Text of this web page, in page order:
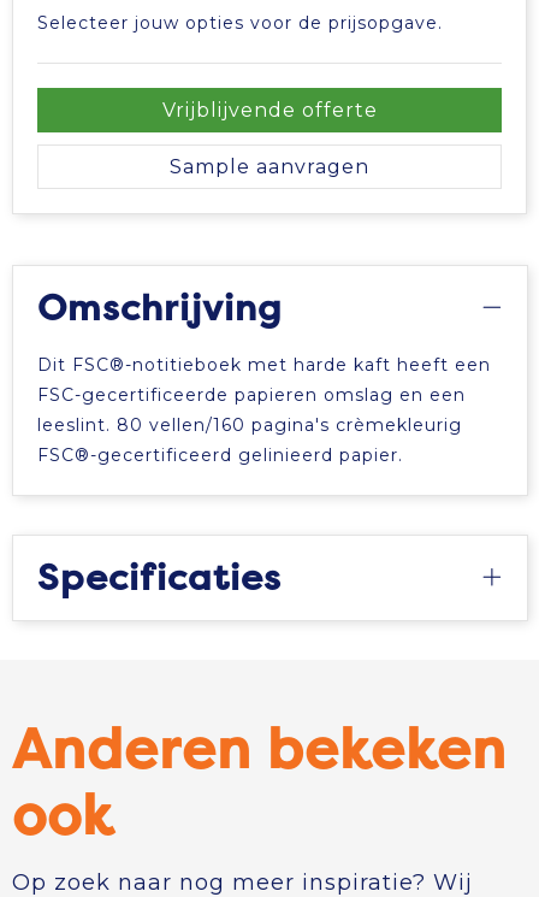
Selecteer jouw opties voor de prijsopgave.
Vrijblijvende offerte
Sample aanvragen
Omschrijving
Dit FSC®-notitieboek met harde kaft heeft een
FSC-gecertificeerde papieren omslag en een
leeslint. 80 vellen/160 pagina's crèmekleurig
FSC®-gecertificeerd gelinieerd papier.
Specificaties
Anderen bekeken
ook
Op zoek naar nog meer inspiratie? Wij